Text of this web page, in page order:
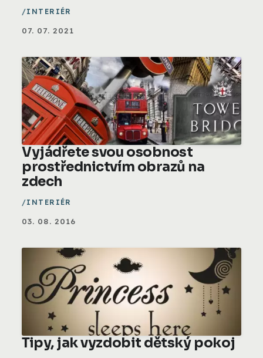
INTERIÉR
07. 07. 2021
Vyjádřete svou osobnost
prostřednictvím obrazů na
zdech
INTERIÉR
03. 08. 2016
Tipy, jak vyzdobit dětský pokoj